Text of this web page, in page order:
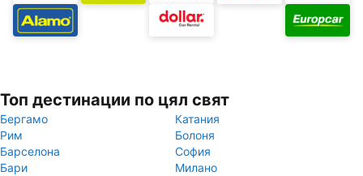
Топ дестинации по цял свят
Бергамо
Катания
Рим
Болоня
Барселона
София
Бари
Милано